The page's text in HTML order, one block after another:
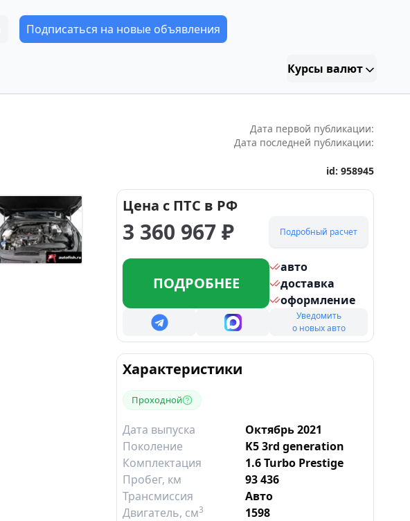
Подписаться на новые объявления
Курсы валют
Дата первой публикации:
Дата последней публикации:
id: 958945
Цена с ПТС в РФ
3 360 967₽ Подробный расчет
ПОДРОБНЕЕ
авто
доставка
оформление
Уведомить
о новых авто
Характеристики
Проходной
Дата выпуска
Октябрь 2021
Поколение
K5 3rd generation
Комплектация
1.6 Turbo Prestige
Пробег, км
93 436
Трансмиссия
Авто
Двигатель, см3
1598